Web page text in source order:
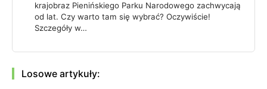
krajobraz Pienińskiego Parku Narodowego zachwycają
od lat. Czy warto tam się wybrać? Oczywiście!
Szczegóły w…
Losowe artykuły: